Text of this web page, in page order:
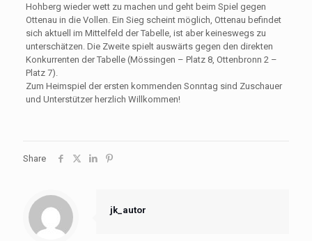
Hohberg wieder wett zu machen und geht beim Spiel gegen
Ottenau in die Vollen. Ein Sieg scheint möglich, Ottenau befindet
sich aktuell im Mittelfeld der Tabelle, ist aber keineswegs zu
unterschätzen. Die Zweite spielt auswärts gegen den direkten
Konkurrenten der Tabelle (Mössingen – Platz 8, Ottenbronn 2 –
Platz 7).
Zum Heimspiel der ersten kommenden Sonntag sind Zuschauer
und Unterstützer herzlich Willkommen!
Share
jk_autor